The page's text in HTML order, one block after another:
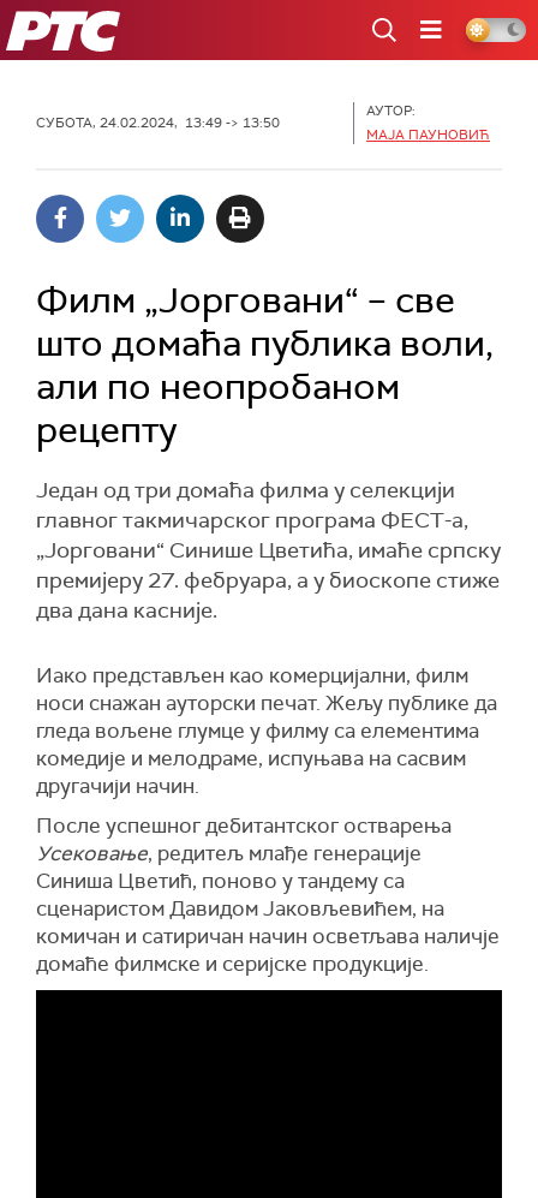
РТС
СУБОТА, 24.02.2024, 13:49 -> 13:50
АУТОР:
МАЈА ПАУНОВИЋ
Филм „Јорговани“ – све
што домаћа публика воли,
али по неопробаном
рецепту
Један од три домаћа филма у селекцији
главног такмичарског програма ФЕСТ-а,
„Јорговани“ Синише Цветића, имаће српску
премијеру 27. фебруара, а у биоскопе стиже
два дана касније.
Иако представљен као комерцијални, филм
носи снажан ауторски печат. Жељу публике да
гледа вољене глумце у филму са елементима
комедије и мелодраме, испуњава на сасвим
другачији начин.
После успешног дебитантског остварења
Усековање, редитељ млађе генерације
Синиша Цветић, поново у тандему са
сценаристом Давидом Јаковљевићем, на
комичан и сатиричан начин осветљава наличје
домаће филмске и серијске продукције.